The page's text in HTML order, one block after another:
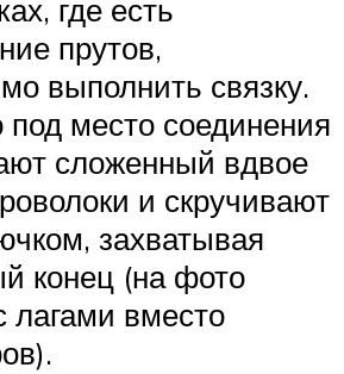
где есть
прутов,
выполнить связку.
под место соединения
сложенный вдвое
и скручивают
захватывая
конец (на фото
лагами вместо